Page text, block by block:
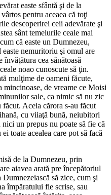
easte sfântă şi de la
pentru aceaea că toţi
descoperirei ceii adevărate şi
sânt temeiurile ceale mai
că easte un Dumnezeu,
nemuritoriu şi omul are
învăţătura cea sânătoasă
noao cunoscute să ţin.
mulţime de oameni făcute,
de vreame ce Moisi
sale, ca nimic să nu zic
Aceia cărora s-au făcut
cu viiaţă bună, neiubitori
nici un prepus nu poate să fie că
toate acealea care pot să facă
de la Dumnezeu, prin
aiavea arată pre începătoriul
să zice, cum şi
împăratului fie scrise, sau